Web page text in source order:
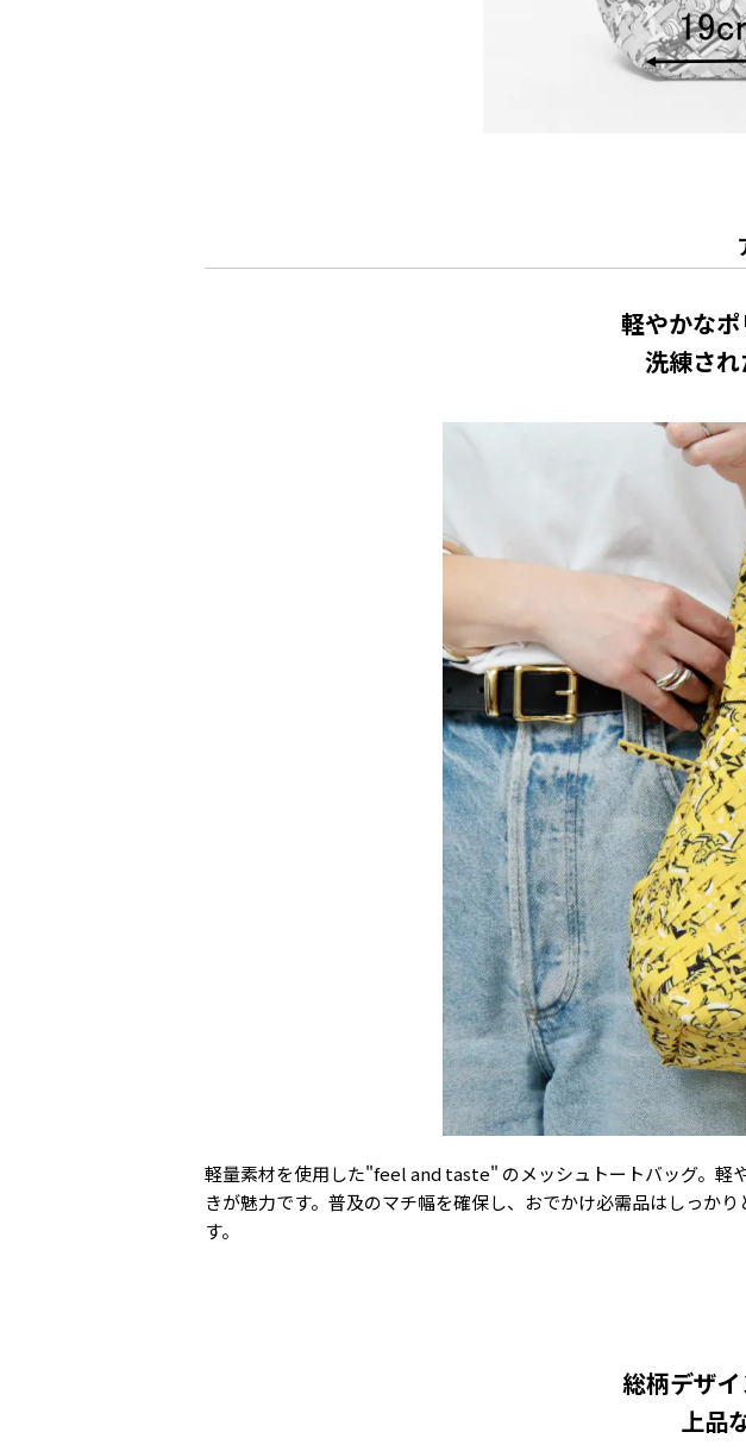
軽やかな
洗練さ
軽量素材を使用した"feel and taste" のメッシュトートバッグ。軽
きが魅力です。普及のマチ幅を確保し、おでかけ必需品はしっか
す。
総柄デザ
上品